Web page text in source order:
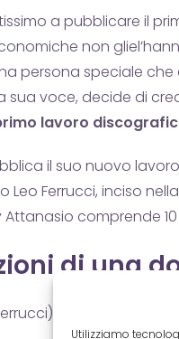
Utilizziamo
a pubblicare il
non
persona speciale che
voce, decide di
lavoro
il suo nuovo
Leo Ferrucci, inciso
comprende
di una